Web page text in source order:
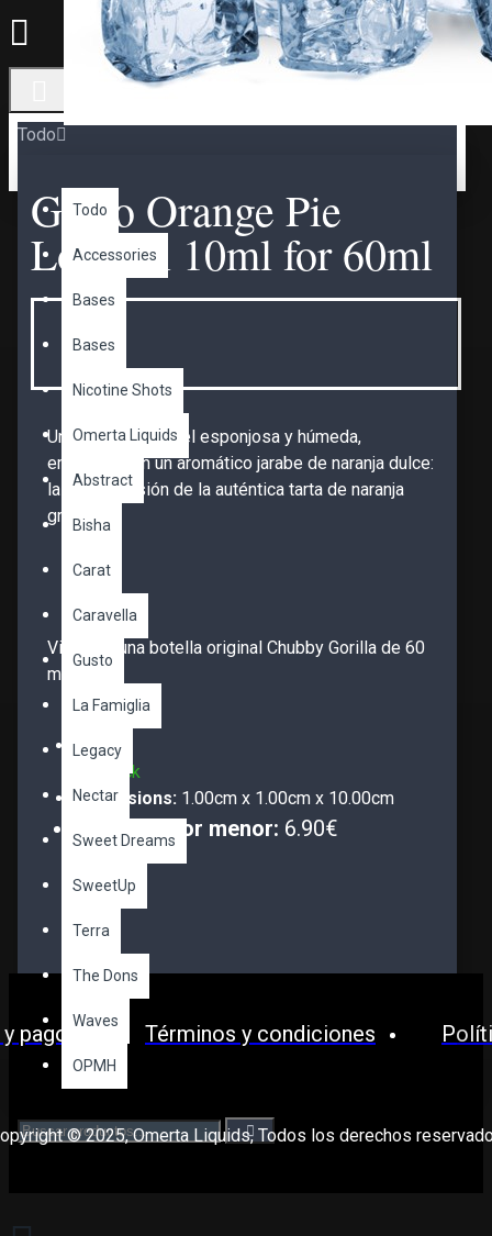
Todo
Todo
Accessories
Bases
Bases
Nicotine Shots
Omerta Liquids
Abstract
Bisha
Carat
Caravella
Gusto
La Famiglia
Legacy
Nectar
Sweet Dreams
SweetUp
Terra
The Dons
Waves
OPMH
Gusto Orange Pie
Longfill 10ml for 60ml
Una base de pastel esponjosa y húmeda,
empapada en un aromático jarabe de naranja dulce:
la mejor versión de la auténtica tarta de naranja
griega.
Viene en una botella original Chubby Gorilla de 60
ml.
Stock:
En stock
Dimensions: 1.00cm x 1.00cm x 10.00cm
Precio al por menor: 6.90€
pagos Términos y condiciones
© 2025, Omerta Liquids, Todos los derechos